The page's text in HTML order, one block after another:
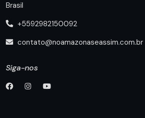
Brasil
+5592982150092
contato@noamazonaseassim.com.br
Siga-nos